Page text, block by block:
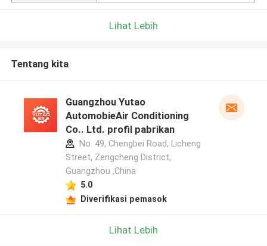
Lihat Lebih
Tentang kita
Guangzhou Yutao
AutomobieAir Conditioning
Co.. Ltd. profil pabrikan
No. 49, Chengbei Road, Licheng
Street, Zengcheng District,
Guangzhou ,China
5.0
Diverifikasi pemasok
Lihat Lebih